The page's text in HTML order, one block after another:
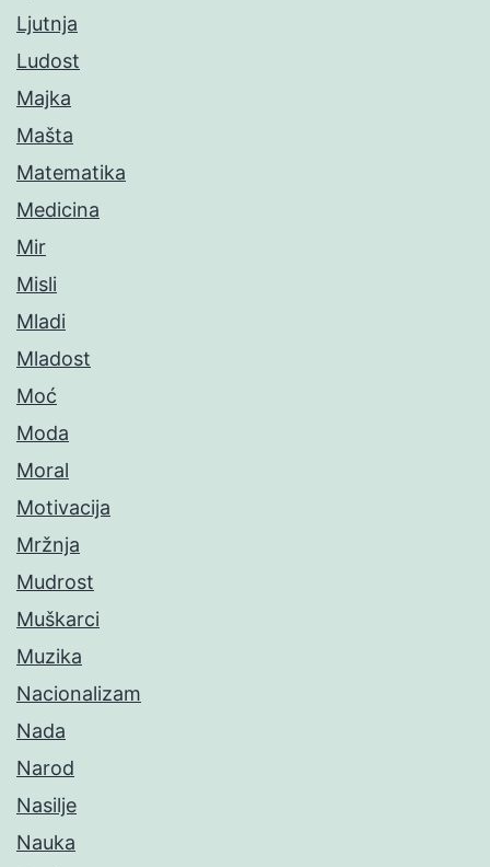
Ljutnja
Ludost
Majka
Mašta
Matematika
Medicina
Mir
Misli
Mladi
Mladost
Moć
Moda
Moral
Motivacija
Mržnja
Mudrost
Muškarci
Muzika
Nacionalizam
Nada
Narod
Nasilje
Nauka